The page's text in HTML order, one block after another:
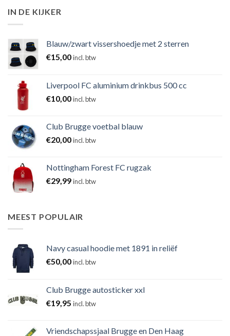
IN DE KIJKER
Blauw/zwart vissershoedje met 2 sterren
€15,00incl. btw
Liverpool FC aluminium drinkbus 500 cc
€10,00incl. btw
Club Brugge voetbal blauw
€20,00incl. btw
Nottingham Forest FC rugzak
€29,99incl. btw
MEEST POPULAIR
Navy casual hoodie met 1891 in reliëf
€50,00incl. btw
Club Brugge autosticker xxl
€19,95 incl. btw
Vriendschapssjaal Brugge en Den Haag